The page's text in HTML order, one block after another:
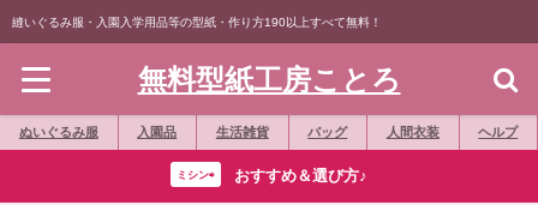
縫いぐるみ服・入園入学用品等の型紙・作り方190以上すべて無料！
無料型紙工房ことろ
ぬいぐるみ服 入園品 生活雑貨 バッグ 人間衣装 ヘルプ
ミシン⇨ おすすめ＆選び方♪